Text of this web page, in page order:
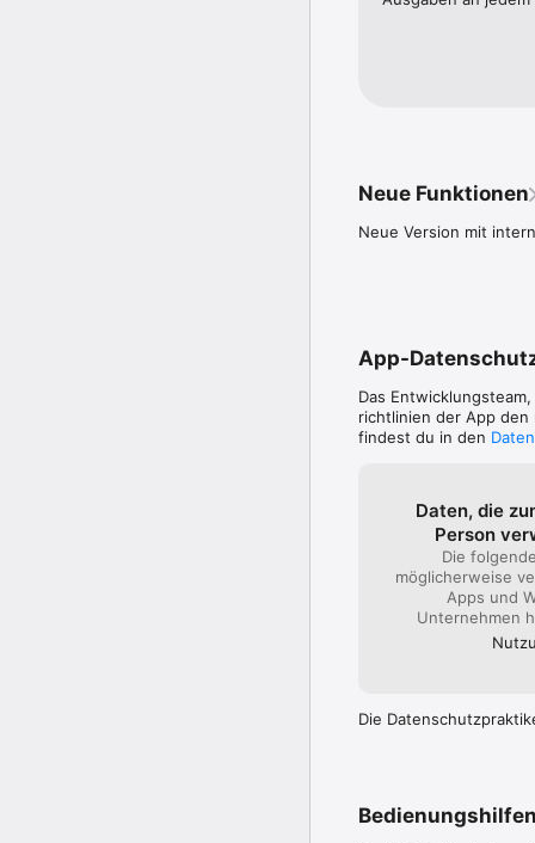
Neue Funktionen
Neue Version mit
App-
Das Entwicklungsteam,
richtlinien der App
findest du in den
Daten, die
Person
Die
möglicherweise
Apps und
Unternehmen
Die
Bedienungshilfen